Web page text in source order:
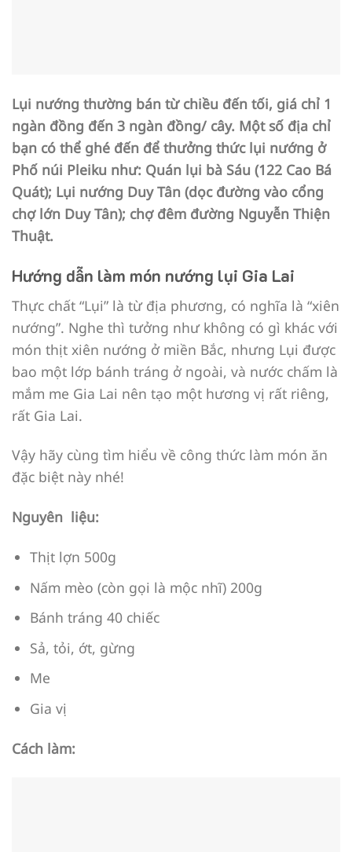
Lụi nướng thường bán từ chiều đến tối, giá chỉ 1
ngàn đồng đến 3 ngàn đồng/ cây. Một số địa chỉ
bạn có thể ghé đến để thưởng thức lụi nướng ở
Phố núi Pleiku như: Quán lụi bà Sáu (122 Cao Bá
Quát); Lụi nướng Duy Tân (dọc đường vào cổng
chợ lớn Duy Tân); chợ đêm đường Nguyễn Thiện
Thuật.
Hướng dẫn làm món nướng lụi Gia Lai
Thực chất “Lụi” là từ địa phương, có nghĩa là “xiên
nướng”. Nghe thì tưởng như không có gì khác với
món thịt xiên nướng ở miền Bắc, nhưng Lụi được
bao một lớp bánh tráng ở ngoài, và nước chấm là
mắm me Gia Lai nên tạo một hương vị rất riêng,
rất Gia Lai.
Vậy hãy cùng tìm hiểu về công thức làm món ăn
đặc biệt này nhé!
Nguyên liệu:
Thịt lợn 500g
Nấm mèo (còn gọi là mộc nhĩ) 200g
Bánh tráng 40 chiếc
Sả, tỏi, ớt, gừng
Me
Gia vị
Cách làm: